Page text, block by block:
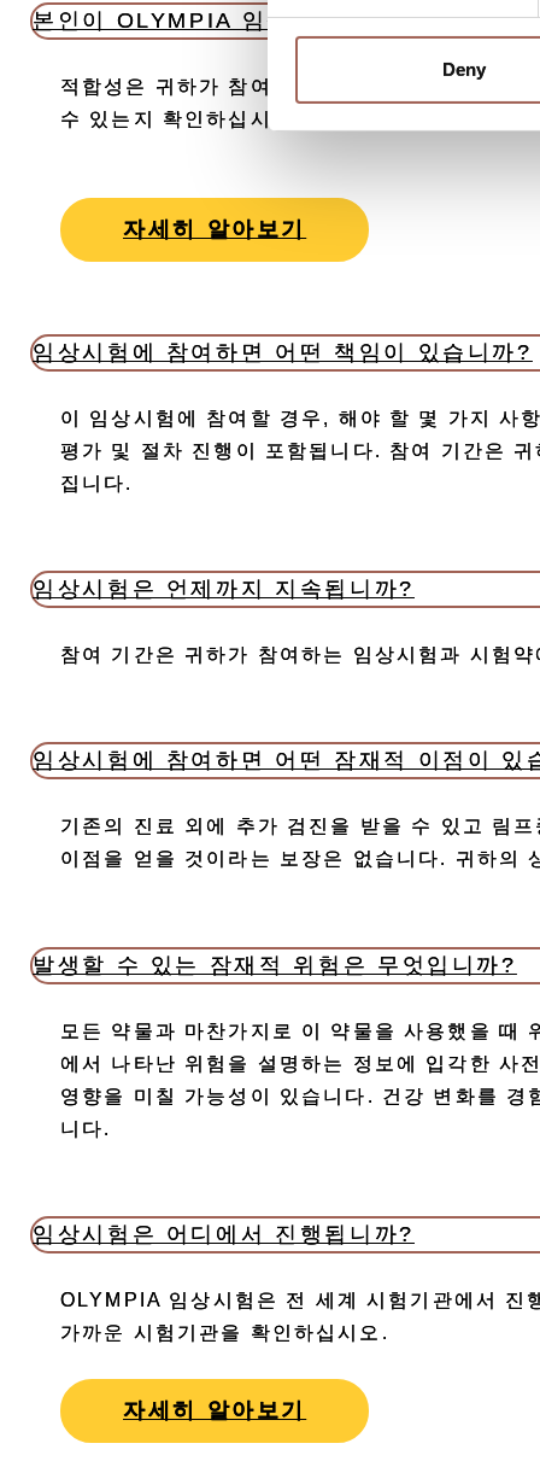
Deny
본인이 OLYMPIA 임상시험에 참여하기에 적
적합성은 귀하가 참여하는 OLYMPIA 임상시험
수 있는지 확인하십시오.
자세히 알아보기
임상시험에 참여하면 어떤 책임이 있습니까?
이 임상시험에 참여할 경우, 해야 할 몇 가지 사
평가 및 절차 진행이 포함됩니다. 참여 기간은
집니다.
임상시험은 언제까지 지속됩니까?
참여 기간은 귀하가 참여하는 임상시험과 시험
임상시험에 참여하면 어떤 잠재적 이점이 있
기존의 진료 외에 추가 검진을 받을 수 있고 림
이점을 얻을 것이라는 보장은 없습니다. 귀하의
발생할 수 있는 잠재적 위험은 무엇입니까?
모든 약물과 마찬가지로 이 약물을 사용했을 때
에서 나타난 위험을 설명하는 정보에 입각한 사
영향을 미칠 가능성이 있습니다. 건강 변화를
니다.
임상시험은 어디에서 진행됩니까?
OLYMPIA 임상시험은 전 세계 시험기관에서
가까운 시험기관을 확인하십시오.
자세히 알아보기